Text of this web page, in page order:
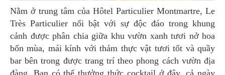
Nằm ở trung tâm của Hôtel Particulier Montmartre, Le
Très Particulier nổi bật với sự độc đáo trong khung
cảnh được phân chia giữa khu vườn xanh tươi nở hoa
bốn mùa, mái kính với thảm thực vật tươi tốt và quầy
bar bên trong được trang trí theo phong cách vườn địa
đàng. Bạn có thể thưởng thức cocktail ở đây, cả ngày